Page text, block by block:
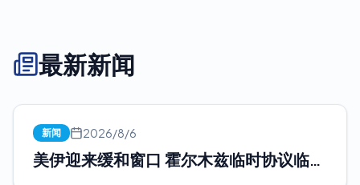
最新新闻
新闻 2026/8/6
美伊迎来缓和窗口 霍尔木兹临时协议临近